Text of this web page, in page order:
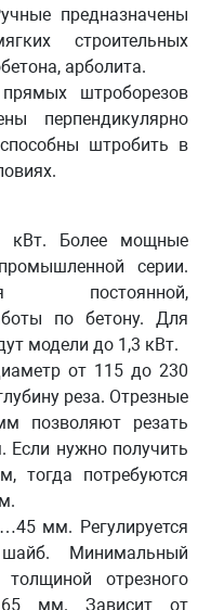
предназначены
строительных
арболита.
штроборезов
перпендикулярно
штробить в
Более мощные
серии.
постоянной,
по бетону. Для
модели до 1,3 кВт.
от 115 до 230
реза. Отрезные
позволяют резать
нужно получить
тогда потребуются
мм. Регулируется
Минимальный
отрезного
мм. Зависит от